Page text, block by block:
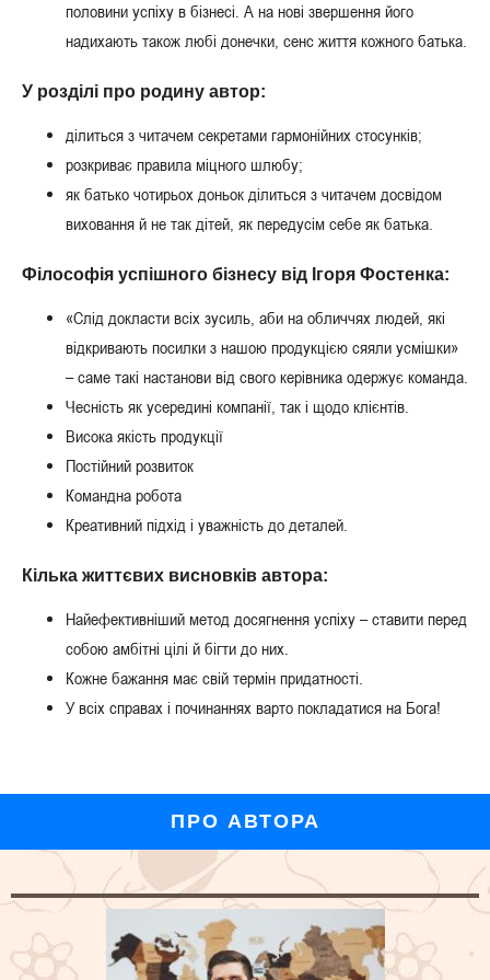
половини успіху в бізнесі. А на нові звершення його
надихають також любі донечки, сенс життя кожного батька.
У розділі про родину автор:
ділиться з читачем секретами гармонійних стосунків;
розкриває правила міцного шлюбу;
як батько чотирьох доньок ділиться з читачем досвідом
виховання й не так дітей, як передусім себе як батька.
Філософія успішного бізнесу від Ігоря Фостенка:
«Слід докласти всіх зусиль, аби на обличчях людей, які
відкривають посилки з нашою продукцією сяяли усмішки»
– саме такі настанови від свого керівника одержує команда.
Чесність як усередині компанії, так і щодо клієнтів.
Висока якість продукції
Постійний розвиток
Командна робота
Креативний підхід і уважність до деталей.
Кілька життєвих висновків автора:
Найефективніший метод досягнення успіху – ставити перед
собою амбітні цілі й бігти до них.
Кожне бажання має свій термін придатності.
У всіх справах і починаннях варто покладатися на Бога!
ПРО АВТОРА